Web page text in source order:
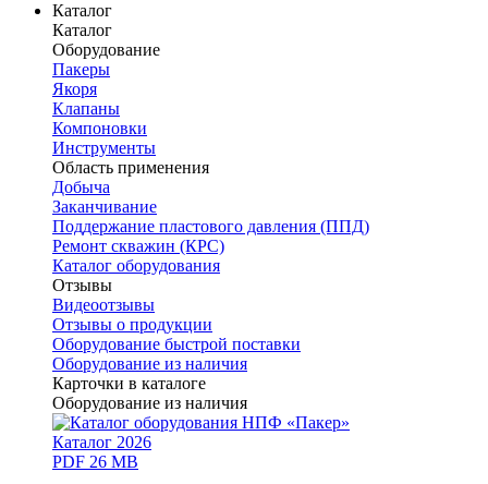
Каталог
Каталог
Оборудование
Пакеры
Якоря
Клапаны
Компоновки
Инструменты
Область применения
Добыча
Заканчивание
Поддержание пластового давления (ППД)
Ремонт скважин (КРС)
Каталог оборудования
Отзывы
Видеоотзывы
Отзывы о продукции
Оборудование быстрой поставки
Оборудование из наличия
Карточки в каталоге
Оборудование из наличия
Каталог 2026
PDF 26 MB